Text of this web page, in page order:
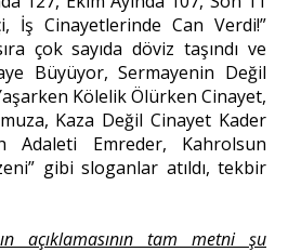
İş Cinayetlerinde Can Verdi!”
çok sayıda döviz taşındı ve
Büyüyor, Sermayenin Değil
Kölelik Ölürken Cinayet,
Kaza Değil Cinayet Kader
Adaleti Emreder, Kahrolsun
gibi sloganlar atıldı, tekbir
açıklamasının tam metni şu